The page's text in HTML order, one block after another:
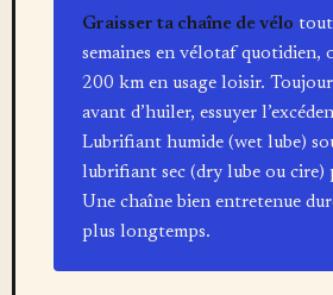
Graisser ta chaîne de vélo
semaines en vélotaf quotidien,
200 km en usage loisir.
avant d’huiler, essuyer
Lubrifiant humide (wet lube)
lubrifiant sec (dry lube ou cire)
Une chaîne bien entretenue
plus longtemps.